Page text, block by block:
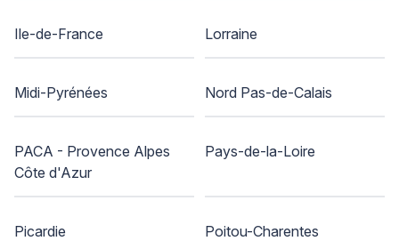
Ile-de-France Lorraine
Midi-Pyrénées Nord Pas-de-Calais
PACA - Provence Alpes
Côte d'Azur
Pays-de-la-Loire
Picardie Poitou-Charentes